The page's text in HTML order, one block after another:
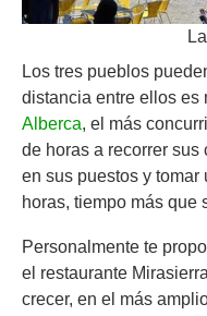
Los tres pueblos
distancia entre ellos es
Alberca, el más
de horas a recorrer
en sus puestos y
horas, tiempo más que
Personalmente te
el restaurante
crecer, en el más